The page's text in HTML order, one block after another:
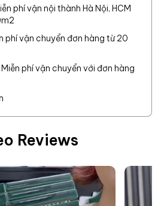
phí vận nội thành Hà Nội, HCM
phí vận chuyển đơn hàng từ 20
phí vận chuyển với đơn hàng
Reviews